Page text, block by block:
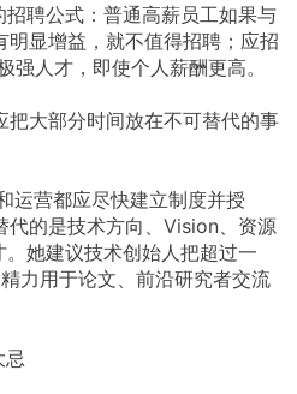
聘公式：普通高薪员工如果与
明显增益，就不值得招聘；应招
强人才，即使个人薪酬更高。
把大部分时间放在不可替代的事
运营都应尽快建立制度并授
代的是技术方向、Vision、资源
她建议技术创始人把超过一
力用于论文、前沿研究者交流